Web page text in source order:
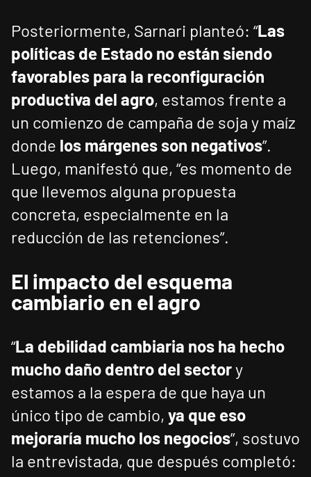
Posteriormente, Sarnari planteó: “Las
políticas de Estado no están siendo
favorables para la reconfiguración
productiva del agro, estamos frente a
un comienzo de campaña de soja y maíz
donde los márgenes son negativos”.
Luego, manifestó que, “es momento de
que llevemos alguna propuesta
concreta, especialmente en la
reducción de las retenciones”.
El impacto del esquema
cambiario en el agro
“La debilidad cambiaria nos ha hecho
mucho daño dentro del sectory
estamos a la espera de que haya un
único tipo de cambio, ya que eso
mejoraría mucho los negocios”, sostuvo
la entrevistada, que después completó: